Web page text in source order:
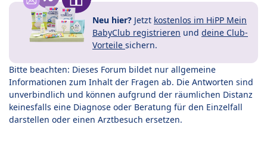
Neu hier? Jetzt kostenlos im HiPP Mein
BabyClub registrieren und deine Club-
Vorteile sichern.
Bitte beachten: Dieses Forum bildet nur allgemeine
Informationen zum Inhalt der Fragen ab. Die Antworten sind
unverbindlich und können aufgrund der räumlichen Distanz
keinesfalls eine Diagnose oder Beratung für den Einzelfall
darstellen oder einen Arztbesuch ersetzen.